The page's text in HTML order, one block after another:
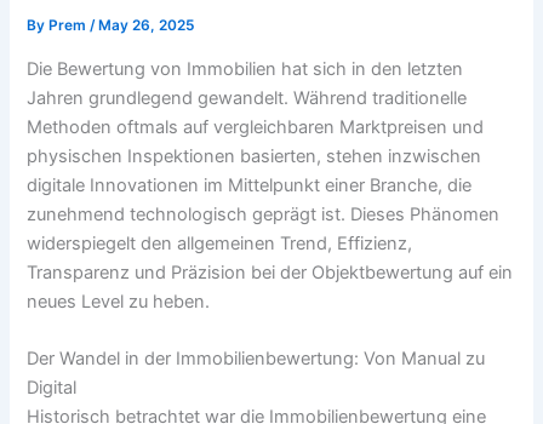
By Prem/ May 26, 2025
Die Bewertung von Immobilien hat sich in den letzten
Jahren grundlegend gewandelt. Während traditionelle
Methoden oftmals auf vergleichbaren Marktpreisen und
physischen Inspektionen basierten, stehen inzwischen
digitale Innovationen im Mittelpunkt einer Branche, die
zunehmend technologisch geprägt ist. Dieses Phänomen
widerspiegelt den allgemeinen Trend, Effizienz,
Transparenz und Präzision bei der Objektbewertung auf ein
neues Level zu heben.
Der Wandel in der Immobilienbewertung: Von Manual zu
Digital
Historisch betrachtet war die Immobilienbewertung eine